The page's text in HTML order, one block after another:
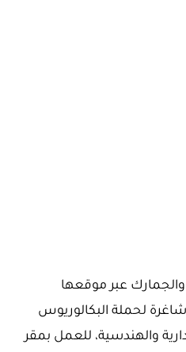
والجمارك عبر موقعها
لحملة البكالوريوس
والهندسية، للعمل بمقر